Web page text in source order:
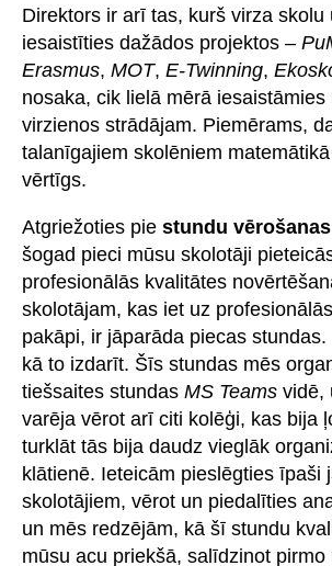
Direktors ir arī tas, kurš virza skolu
iesaistīties dažādos projektos –
Erasmus, MOT, E-Twinning,
nosaka, cik lielā mērā iesaistāmies
virzienos strādājam. Piemērams,
talanīgajiem skolēniem
vērtīgs.
Atgriežoties pie stundu
šogad pieci mūsu skolotāji
profesionālās kvalitātes
skolotājam, kas iet uz
pakāpi, ir jāparāda piecas
kā to izdarīt. Šīs stundas mēs
tiešsaites stundas MS Teams vidē,
varēja vērot arī citi kolēģi, kas bija
turklāt tās bija daudz vieglāk
klātienē. Ieteicām pieslēgties īpaši
skolotājiem, vērot un piedalīties
un mēs redzējām, kā šī stundu
mūsu acu priekšā, salīdzinot pirmo